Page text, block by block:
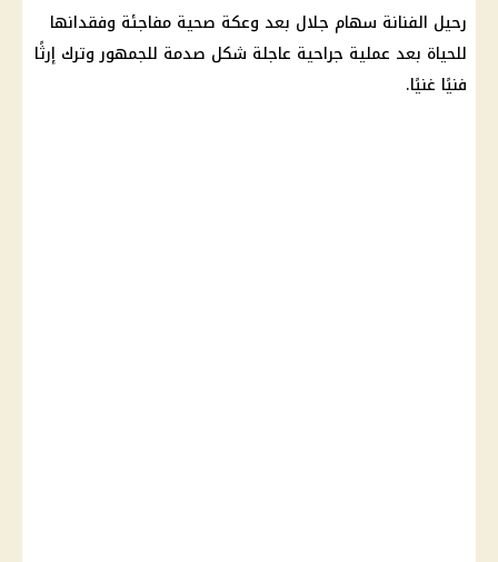
رحيل الفنانة سهام جلال بعد وعكة صحية مفاجئة وفقدانها
للحياة بعد عملية جراحية عاجلة شكل صدمة للجمهور وترك إرثًا
فنيًا غنيًا.